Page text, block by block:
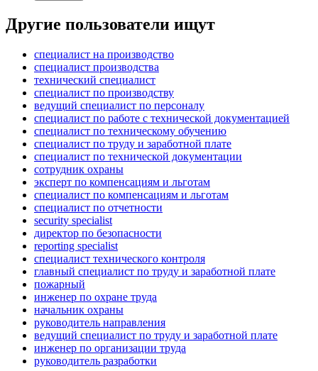
Другие пользователи ищут
специалист на производство
специалист производства
технический специалист
специалист по производству
ведущий специалист по персоналу
специалист по работе с технической документацией
специалист по техническому обучению
специалист по труду и заработной плате
специалист по технической документации
сотрудник охраны
эксперт по компенсациям и льготам
специалист по компенсациям и льготам
специалист по отчетности
security specialist
директор по безопасности
reporting specialist
специалист технического контроля
главный специалист по труду и заработной плате
пожарный
инженер по охране труда
начальник охраны
руководитель направления
ведущий специалист по труду и заработной плате
инженер по организации труда
руководитель разработки